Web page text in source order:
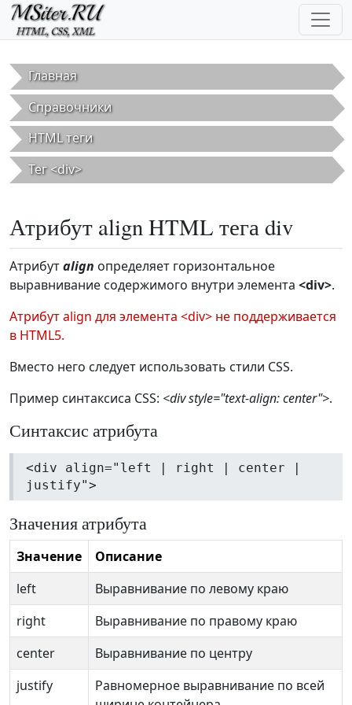
Перейти к основному содержанию
Главная
Справочники
HTML теги
Тег <div>
Атрибут align HTML тега div
Атрибутalign определяет горизонтальное
выравнивание содержимого внутри элемента <div>.
Атрибут align для элемента <div> не поддерживается
в HTML5.
Вместо него следует использовать стили CSS.
Пример синтаксиса CSS: <div style="text-align: center">.
Синтаксис атрибута
<div align="left | right | center |
justify">
Значения атрибута
Значение
Описание
left
Выравнивание по левому краю
right
Выравнивание по правому краю
center
Выравнивание по центру
justify
Равномерное выравнивание по всей